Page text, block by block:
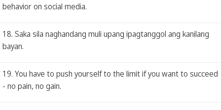
behavior on social media.
18. Saka sila naghandang muli upang ipagtanggol ang kanilang
bayan.
19. You have to push yourself to the limit if you want to succeed
- no pain, no gain.